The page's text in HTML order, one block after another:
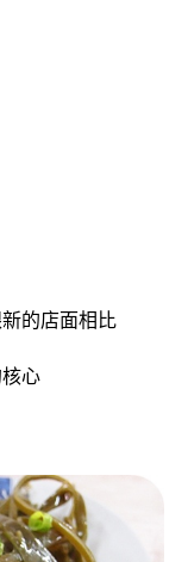
的店面相比
心